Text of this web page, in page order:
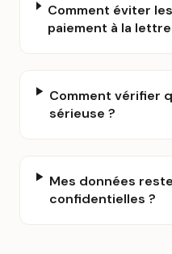
Comment éviter
paiement à la lettre
Comment vérifier
sérieuse ?
Mes données
confidentielles ?